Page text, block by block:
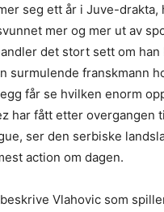
seg ett år i Juve-drakta,
mer og mer ut av
det stort sett om
surmulende franskmann
får se hvilken enorm
har fått etter overgangen
ser den serbiske
action om dagen.
Vlahovic som